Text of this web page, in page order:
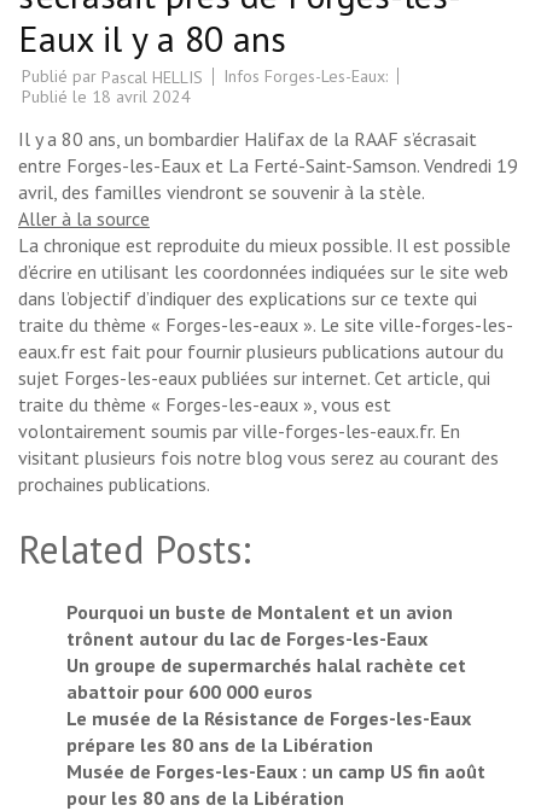
Eaux il y a 80 ans
Publié par Pascal HELLIS
Infos Forges-Les-Eaux:
Publié le 18 avril 2024
Il y a 80 ans, un bombardier Halifax de la RAAF s’écrasait
entre Forges-les-Eaux et La Ferté-Saint-Samson. Vendredi 19
avril, des familles viendront se souvenir à la stèle.
Aller à la source
La chronique est reproduite du mieux possible. Il est possible
d’écrire en utilisant les coordonnées indiquées sur le site web
dans l’objectif d’indiquer des explications sur ce texte qui
traite du thème « Forges-les-eaux ». Le site ville-forges-les-
eaux.fr est fait pour fournir plusieurs publications autour du
sujet Forges-les-eaux publiées sur internet. Cet article, qui
traite du thème « Forges-les-eaux », vous est
volontairement soumis par ville-forges-les-eaux.fr. En
visitant plusieurs fois notre blog vous serez au courant des
prochaines publications.
Related Posts:
Pourquoi un buste de Montalent et un avion
trônent autour du lac de Forges-les-Eaux
Un groupe de supermarchés halal rachète cet
abattoir pour 600 000 euros
Le musée de la Résistance de Forges-les-Eaux
prépare les 80 ans de la Libération
Musée de Forges-les-Eaux : un camp US fin août
pour les 80 ans de la Libération